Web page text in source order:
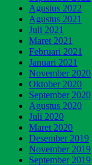
Agustus 2022
Agustus 2021
Juli 2021
Maret 2021
Februari 2021
Januari 2021
November 2020
Oktober 2020
September 2020
Agustus 2020
Juli 2020
Maret 2020
Desember 2019
November 2019
September 2019